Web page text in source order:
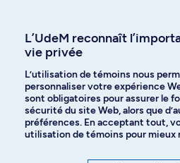
Langues
Facebook
L’UdeM reconnaît
vie privée
L’utilisation de témoins nous
personnaliser votre expérience
sont obligatoires pour assurer le
sécurité du site Web, alors que
préférences. En acceptant tout,
utilisation de témoins pour mieux